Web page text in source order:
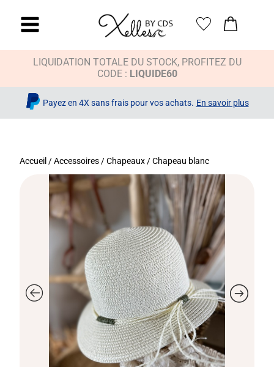
LIQUIDATION TOTALE DU STOCK, PROFITEZ DU
CODE : LIQUIDE60
Payez en 4X sans frais pour vos achats. En savoir plus
Accueil /Accessoires /Chapeaux / Chapeau blanc